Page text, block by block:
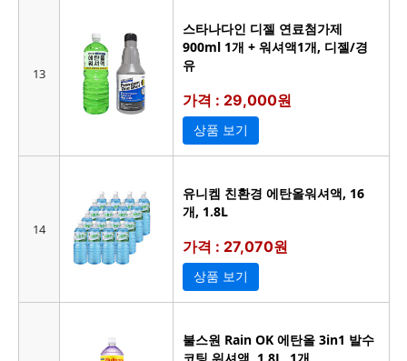
13
스타나다인 디젤 연료첨가제
900ml 1개 + 워셔액1개, 디젤/경
유
가격 : 29,000원
상품 보기
14
유니켐 친환경 에탄올워셔액, 16
개, 1.8L
가격 : 27,070원
상품 보기
불스원 Rain OK 에탄올 3in1 발수
코팅 워셔액, 1.8L, 1개